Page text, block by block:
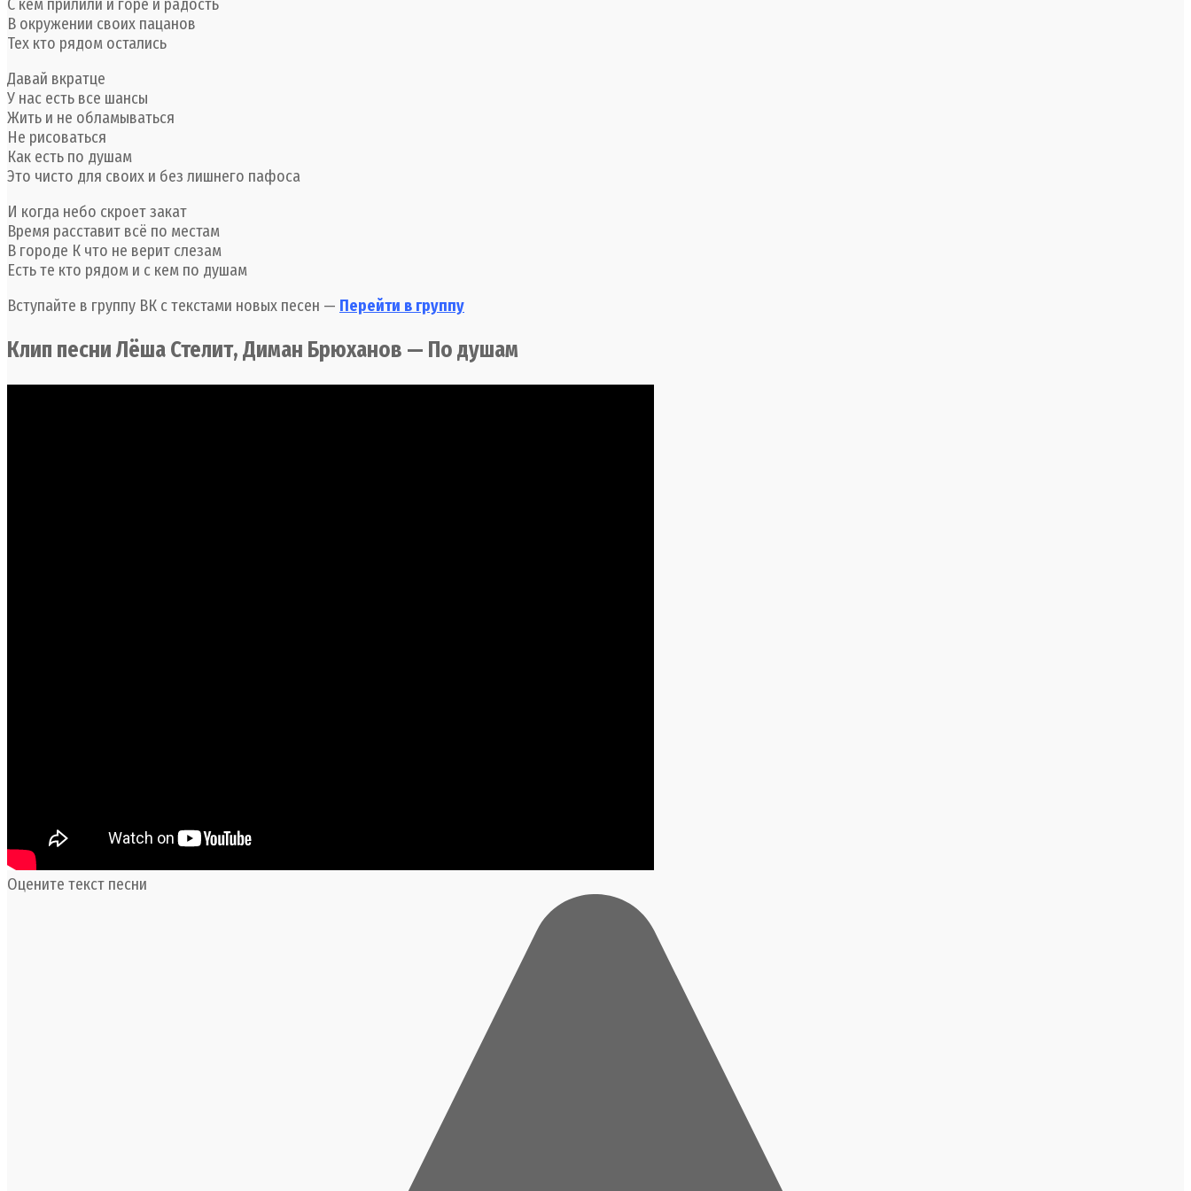
С кем прилили и горе и радость
В окружении своих пацанов
Тех кто рядом остались
Давай вкратце
У нас есть все шансы
Жить и не обламываться
Не рисоваться
Как есть по душам
Это чисто для своих и без лишнего пафоса
И когда небо скроет закат
Время расставит всё по местам
В городе К что не верит слезам
Есть те кто рядом и с кем по душам
Вступайте в группу ВК с текстами новых песен — Перейти в группу
Клип песни Лёша Стелит, Диман Брюханов — По душам
Оцените текст песни